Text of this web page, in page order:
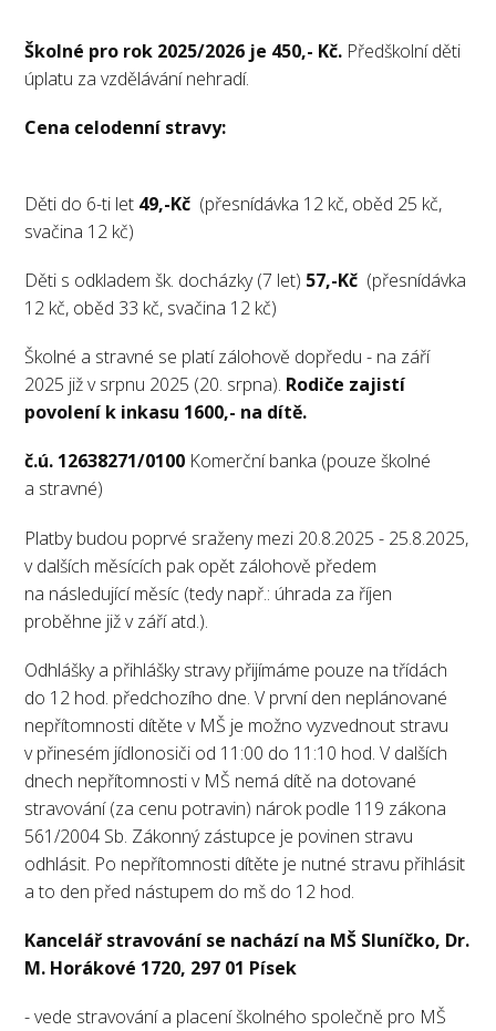
Školné pro rok 2025/2026 je 450,- Kč. Předškolní děti
úplatu za vzdělávání nehradí.
Cena celodenní stravy:
Děti do 6-ti let 49,-Kč (přesnídávka 12 kč, oběd 25 kč,
svačina 12 kč)
Děti s odkladem šk. docházky (7 let) 57,-Kč (přesnídávka
12 kč, oběd 33 kč, svačina 12 kč)
Školné a stravné se platí zálohově dopředu - na září
2025 již v srpnu 2025 (20. srpna). Rodiče zajistí
povolení k inkasu 1600,- na dítě.
č.ú. 12638271/0100 Komerční banka (pouze školné
a stravné)
Platby budou poprvé sraženy mezi 20.8.2025 - 25.8.2025,
v dalších měsících pak opět zálohově předem
na následující měsíc (tedy např.: úhrada za říjen
proběhne již v září atd.).
Odhlášky a přihlášky stravy přijímáme pouze na třídách
do 12 hod. předchozího dne. V první den neplánované
nepřítomnosti dítěte v MŠ je možno vyzvednout stravu
v přinesém jídlonosiči od 11:00 do 11:10 hod. V dalších
dnech nepřítomnosti v MŠ nemá dítě na dotované
stravování (za cenu potravin) nárok podle 119 zákona
561/2004 Sb. Zákonný zástupce je povinen stravu
odhlásit. Po nepřítomnosti dítěte je nutné stravu přihlásit
a to den před nástupem do mš do 12 hod.
Kancelář stravování se nachází na MŠ Sluníčko, Dr.
M. Horákové 1720, 297 01 Písek
- vede stravování a placení školného společně pro MŠ